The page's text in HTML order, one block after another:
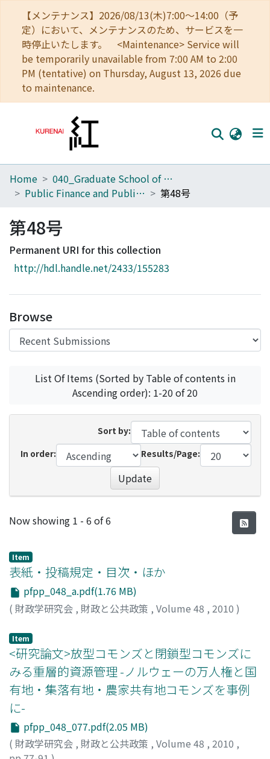
【メンテナンス】2026/08/13(木)7:00～14:00（予
定）において、メンテナンスのため、サービスを一
時停止いたします。 <Maintenance> Service will
be temporarily unavailable from 7:00 AM to 2:00
PM (tentative) on Thursday, August 13, 2026 due
to maintenance.
Home
Browse
Download Ranking
Access Statistics
Home
040_Graduate School of Economics
Public Finance and Public Policy
第48号
第48号
Permanent URI for this collection
http://hdl.handle.net/2433/155283
Browse
List Of Items (Sorted by Table of contents in
Ascending order): 1-20 of 20
Sort by:
In order:
Results/Page:
Update
Recent Submissions
Now showing 1 - 6 of 6
Item
表紙・投稿規定・目次・ほか
pfpp_048_a.pdf(1.76 MB)
( 財政学研究会 , 財政と公共政策 , Volume 48 , 2010 )
Item
<研究論文>放型コモンズと閉鎖型コモンズに
みる重層的資源管理 -ノルウェーの万人権と国
有地・集落有地・農家共有地コモンズを事例
に-
pfpp_048_077.pdf(2.05 MB)
( 財政学研究会 , 財政と公共政策 , Volume 48 , 2010 ,